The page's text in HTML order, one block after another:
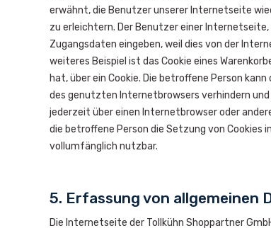
erwähnt, die Benutzer unserer Internetseite
zu erleichtern. Der Benutzer einer
Zugangsdaten eingeben, weil dies von der
weiteres Beispiel ist das Cookie eines
hat, über ein Cookie. Die betroffene Person
des genutzten Internetbrowsers verhindern
jederzeit über einen Internetbrowser oder
die betroffene Person die Setzung von
vollumfänglich nutzbar.
5. Erfassung von allgemeinen
Die Internetseite der Tollkühn Shoppartner